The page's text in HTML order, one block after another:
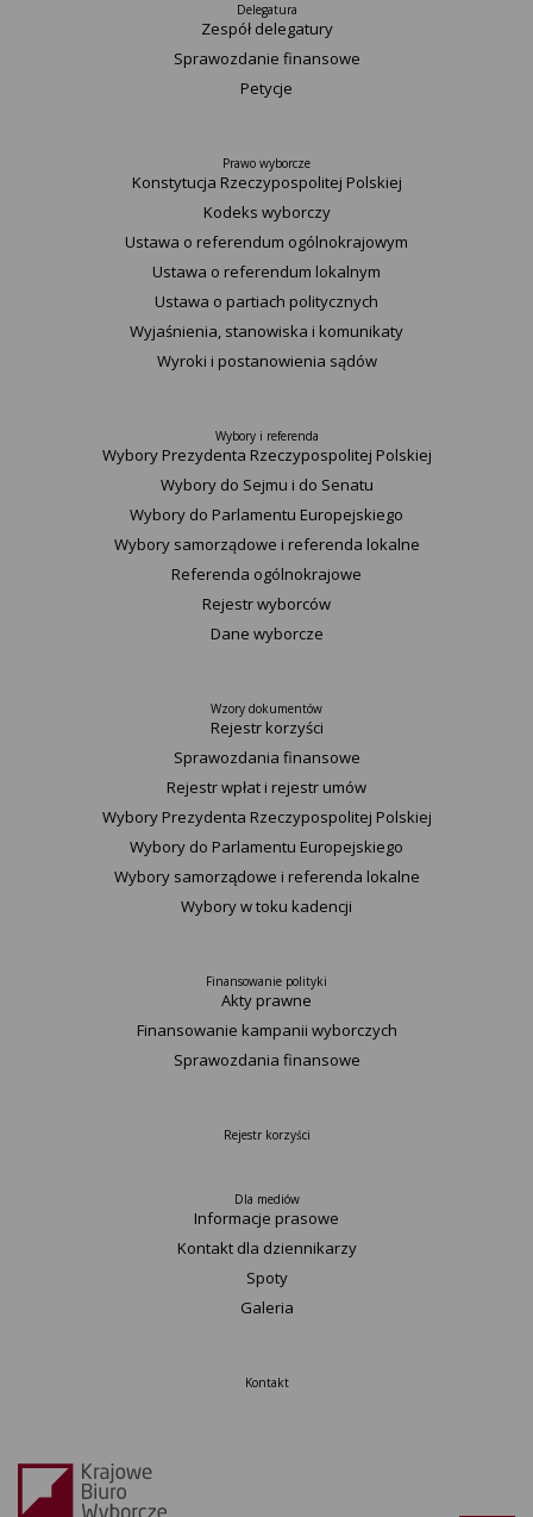
Delegatura
Zespół delegatury
Sprawozdanie finansowe
Petycje
Prawo wyborcze
Konstytucja Rzeczypospolitej Polskiej​
Kodeks wyborczy
Ustawa o referendum ogólnokrajowym
Ustawa o referendum lokalnym
Ustawa o partiach politycznych
Wyjaśnienia, stanowiska i komunikaty
Wyroki i postanowienia sądów
Wybory i referenda
Wybory Prezydenta Rzeczypospolitej Polskiej
Wybory do Sejmu i do Senatu
Wybory do Parlamentu Europejskiego
Wybory samorządowe i referenda lokalne
Referenda ogólnokrajowe
Rejestr wyborców
Dane wyborcze
Wzory dokumentów
Rejestr korzyści
Sprawozdania finansowe
Rejestr wpłat i rejestr umów
Wybory Prezydenta Rzeczypospolitej Polskiej
Wybory do Parlamentu Europejskiego
Wybory samorządowe i referenda lokalne
Wybory w toku kadencji
Finansowanie polityki
Akty prawne
Finansowanie kampanii wyborczych
Sprawozdania finansowe
Rejestr korzyści
Dla mediów
Informacje prasowe
Kontakt dla dziennikarzy
Spoty
Galeria
Kontakt